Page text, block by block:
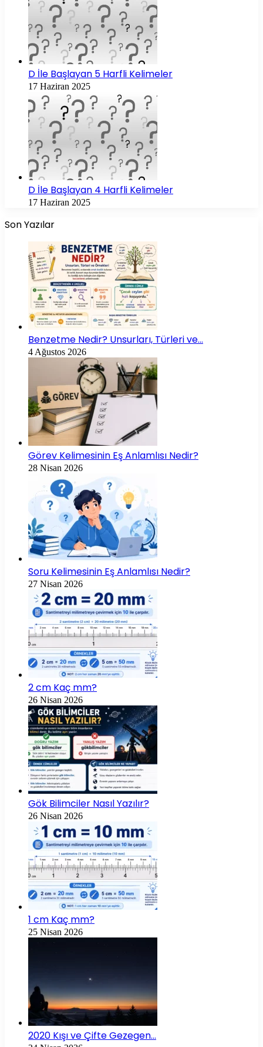
D İle Başlayan 5 Harfli Kelimeler
17 Haziran 2025
D İle Başlayan 4 Harfli Kelimeler
17 Haziran 2025
Son Yazılar
Benzetme Nedir? Unsurları, Türleri ve…
4 Ağustos 2026
Görev Kelimesinin Eş Anlamlısı Nedir?
28 Nisan 2026
Soru Kelimesinin Eş Anlamlısı Nedir?
27 Nisan 2026
2 cm Kaç mm?
26 Nisan 2026
Gök Bilimciler Nasıl Yazılır?
26 Nisan 2026
1 cm Kaç mm?
25 Nisan 2026
2020 Kışı ve Çifte Gezegen…